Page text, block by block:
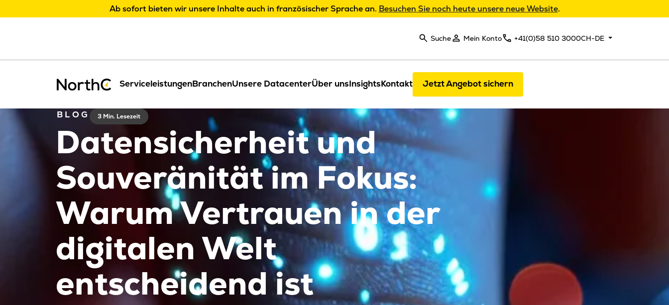
Ab sofort bieten wir unsere Inhalte auch in französischer Sprache an. Besuchen Sie noch heute unsere neue Website.
Suche Mein Konto +41(0)58 510 3000CH-DE
ServiceleistungenBranchenUnsere DatacenterÜber unsInsightsKontakt Jetzt Angebot sichern
BLOG 3 Min. Lesezeit
Datensicherheit und
Souveränität im Fokus:
Warum Vertrauen in der
digitalen Welt
entscheidend ist